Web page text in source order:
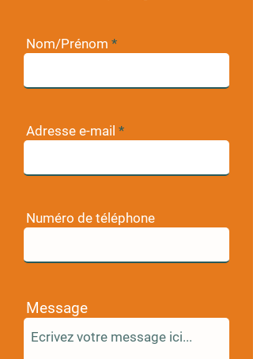
Nom/Prénom
Adresse e-mail
Numéro de téléphone
Message